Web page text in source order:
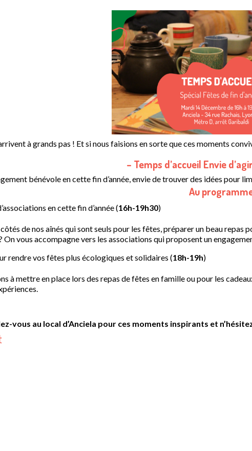
à grands pas ! Et si nous faisions en sorte que ces moments
– Temps d’accueil Envie
bénévole en cette fin d’année, envie de trouver des idées pour
Au
en cette fin d’année (16h-19h30)
de nos aînés qui sont seuls pour les fêtes, préparer un beau
vous accompagne vers les associations qui proposent un
rendre vos fêtes plus écologiques et solidaires (18h-19h)
à mettre en place lors des repas de fêtes en famille ou pour les
vous au local d’Anciela pour ces moments inspirants et